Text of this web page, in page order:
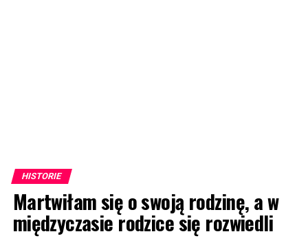
HISTORIE
Martwiłam się o swoją rodzinę, a w
międzyczasie rodzice się rozwiedli